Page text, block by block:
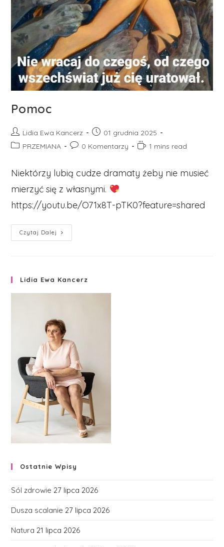
Pomoc
Post
author:
Lidia Ewa Kancerz
Post
published:
01 grudnia 2025
PostPRZEMIANA
Post0 Komentarzy
Reading
1 mins read
Niektórzy lubią cudze dramaty żeby nie musieć
mierzyć się z własnymi.
https://youtu.be/O71x8T-pTK0?feature=shared
Czytaj Dalej
Lidia Ewa Kancerz
Ostatnie Wpisy
Sól zdrowie 27 lipca 2026
Dusza scalanie 27 lipca 2026
Natura 21 lipca 2026